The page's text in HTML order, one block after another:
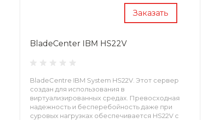
Заказать
BladeCenter IBM HS22V
BladeCentre IBM System HS22V. Этот сервер
создан для использования в
виртуализированных средах. Превосходная
надежность и бесперебойность даже при
суровых нагрузках обеспечивается HS22V с